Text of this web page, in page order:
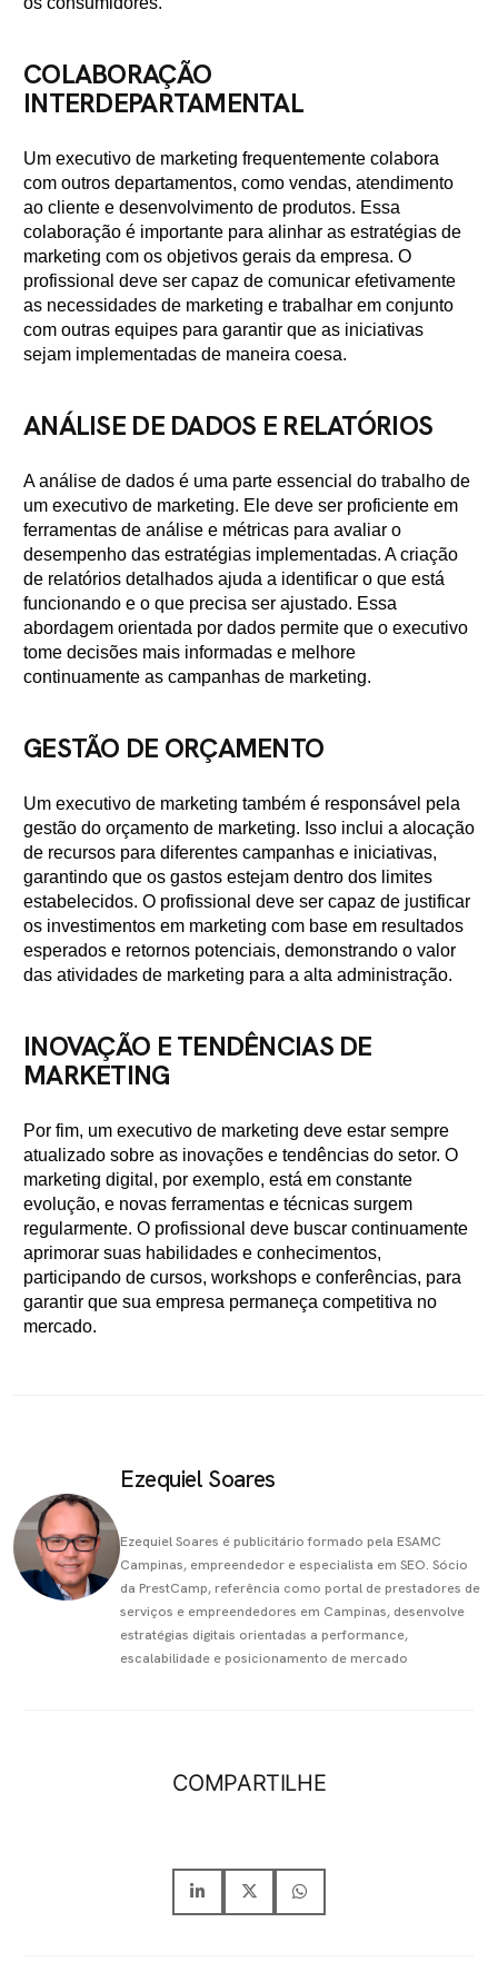
COLABORAÇÃO
INTERDEPARTAMENTAL
Um executivo de marketing frequentemente colabora
com outros departamentos, como vendas, atendimento
ao cliente e desenvolvimento de produtos. Essa
colaboração é importante para alinhar as estratégias de
marketing com os objetivos gerais da empresa. O
profissional deve ser capaz de comunicar efetivamente
as necessidades de marketing e trabalhar em conjunto
com outras equipes para garantir que as iniciativas
sejam implementadas de maneira coesa.
ANÁLISE DE DADOS E RELATÓRIOS
A análise de dados é uma parte essencial do trabalho de
um executivo de marketing. Ele deve ser proficiente em
ferramentas de análise e métricas para avaliar o
desempenho das estratégias implementadas. A criação
de relatórios detalhados ajuda a identificar o que está
funcionando e o que precisa ser ajustado. Essa
abordagem orientada por dados permite que o executivo
tome decisões mais informadas e melhore
continuamente as campanhas de marketing.
GESTÃO DE ORÇAMENTO
Um executivo de marketing também é responsável pela
gestão do orçamento de marketing. Isso inclui a alocação
de recursos para diferentes campanhas e iniciativas,
garantindo que os gastos estejam dentro dos limites
estabelecidos. O profissional deve ser capaz de justificar
os investimentos em marketing com base em resultados
esperados e retornos potenciais, demonstrando o valor
das atividades de marketing para a alta administração.
INOVAÇÃO E TENDÊNCIAS DE
MARKETING
Por fim, um executivo de marketing deve estar sempre
atualizado sobre as inovações e tendências do setor. O
marketing digital, por exemplo, está em constante
evolução, e novas ferramentas e técnicas surgem
regularmente. O profissional deve buscar continuamente
aprimorar suas habilidades e conhecimentos,
participando de cursos, workshops e conferências, para
garantir que sua empresa permaneça competitiva no
mercado.
Ezequiel Soares
Ezequiel Soares é publicitário formado pela ESAMC
Campinas, empreendedor e especialista em SEO. Sócio
da PrestCamp, referência como portal de prestadores de
serviços e empreendedores em Campinas, desenvolve
estratégias digitais orientadas a performance,
escalabilidade e posicionamento de mercado
COMPARTILHE